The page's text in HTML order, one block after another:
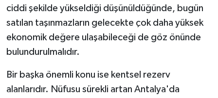
ciddi şekilde yükseldiği düşünüldüğünde, bugün
satılan taşınmazların gelecekte çok daha yüksek
ekonomik değere ulaşabileceği de göz önünde
bulundurulmalıdır.
Bir başka önemli konu ise kentsel rezerv
alanlarıdır. Nüfusu sürekli artan Antalya'da